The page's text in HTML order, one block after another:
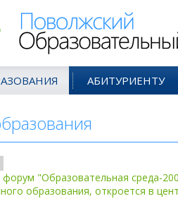
АБИТУРИЕНТУ
форум "Образовательная среда-
образования, откроется в